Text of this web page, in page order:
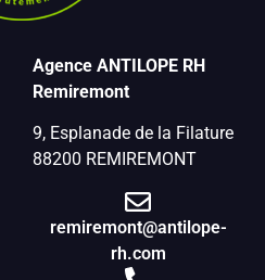
Agence ANTILOPE RH
Remiremont
9, Esplanade de la Filature
88200 REMIREMONT
remiremont@antilope-
rh.com